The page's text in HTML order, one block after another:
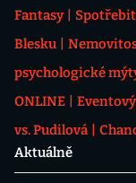
Fantasy
Blesku
psychologické
ONLINE
vs. Pudilová
Aktuálně